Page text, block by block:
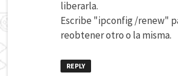
liberarla.
Escribe "ipconfig /renew"
reobtener otro o la misma.
REPLY